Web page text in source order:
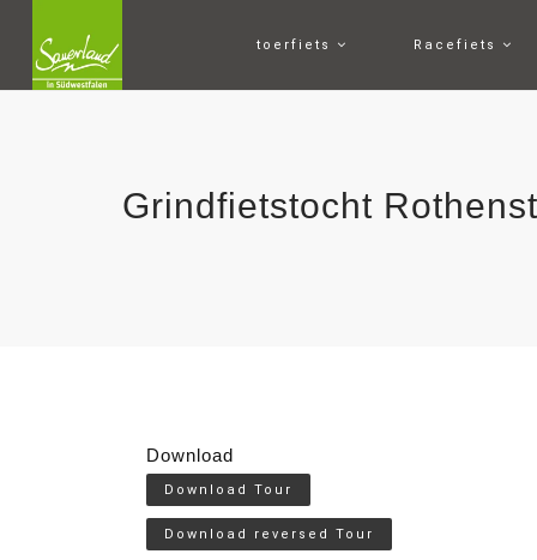
toerfiets Racefiets
Grindfietstocht
Download
Download Tour
Download reversed Tour